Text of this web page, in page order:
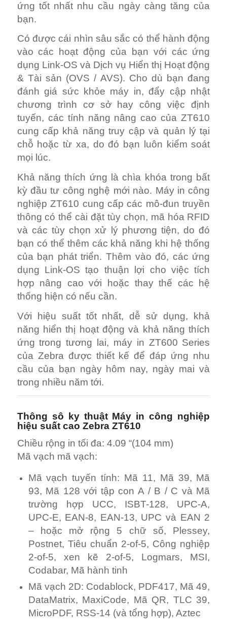
ứng tốt nhất nhu cầu ngày càng tăng của
bạn.
Có được cái nhìn sâu sắc có thể hành động
vào các hoạt động của bạn với các ứng
dụng Link-OS và Dịch vụ Hiển thị Hoạt động
& Tài sản (OVS / AVS). Cho dù bạn đang
đánh giá sức khỏe máy in, đẩy cập nhật
chương trình cơ sở hay công việc định
tuyến, các tính năng nâng cao của ZT610
cung cấp khả năng truy cập và quản lý tại
chỗ hoặc từ xa, do đó bạn luôn kiểm soát
mọi lúc.
Khả năng thích ứng là chìa khóa trong bất
kỳ đầu tư công nghệ mới nào. Máy in công
nghiệp ZT610 cung cấp các mô-đun truyền
thông có thể cài đặt tùy chọn, mã hóa RFID
và các tùy chọn xử lý phương tiện, do đó
bạn có thể thêm các khả năng khi hệ thống
của bạn phát triển. Thêm vào đó, các ứng
dụng Link-OS tạo thuận lợi cho việc tích
hợp nâng cao với hoặc thay thế các hệ
thống hiện có nếu cần.
Với hiệu suất tốt nhất, dễ sử dụng, khả
năng hiển thị hoạt động và khả năng thích
ứng trong tương lai, máy in ZT600 Series
của Zebra được thiết kế để đáp ứng nhu
cầu của bạn ngày hôm nay, ngày mai và
trong nhiều năm tới.
Thông sô ky thuật Máy in công nghiệp
hiệu suất cao Zebra ZT610
Chiều rộng in tối đa: 4.09 “(104 mm)
Mã vạch mã vạch:
Mã vạch tuyến tính: Mã 11, Mã 39, Mã
93, Mã 128 với tập con A / B / C và Mã
trường hợp UCC, ISBT-128, UPC-A,
UPC-E, EAN-8, EAN-13, UPC và EAN 2
– hoặc mở rộng 5 chữ số, Plessey,
Postnet, Tiêu chuẩn 2-of-5, Công nghiệp
2-of-5, xen kẽ 2-of-5, Logmars, MSI,
Codabar, Mã hành tinh
Mã vạch 2D: Codablock, PDF417, Mã 49,
DataMatrix, MaxiCode, Mã QR, TLC 39,
MicroPDF, RSS-14 (và tổng hợp), Aztec